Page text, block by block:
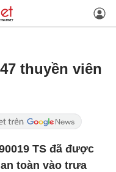
thuyền viên
TS đã được
toàn vào trưa